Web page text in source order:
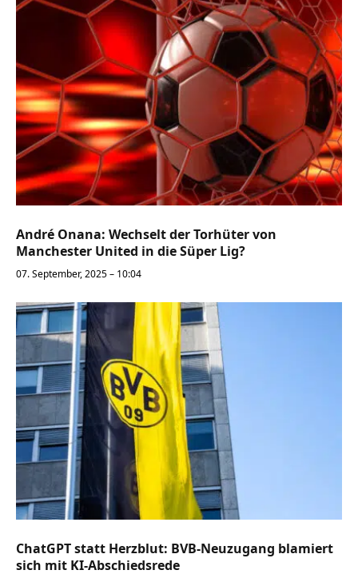
André Onana: Wechselt der Torhüter von
Manchester United in die Süper Lig?
07. September, 2025 – 10:04
ChatGPT statt Herzblut: BVB-Neuzugang blamiert
sich mit KI-Abschiedsrede